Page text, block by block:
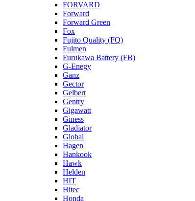
FORVARD
Forward
Forward Green
Fox
Fujito Quality (FQ)
Fulmen
Furukawa Battery (FB)
G-Enegy
Ganz
Gector
Gelbert
Gentry
Gigawatt
Giness
Gladiator
Global
Hagen
Hankook
Hawk
Helden
HIT
Hitec
Honda